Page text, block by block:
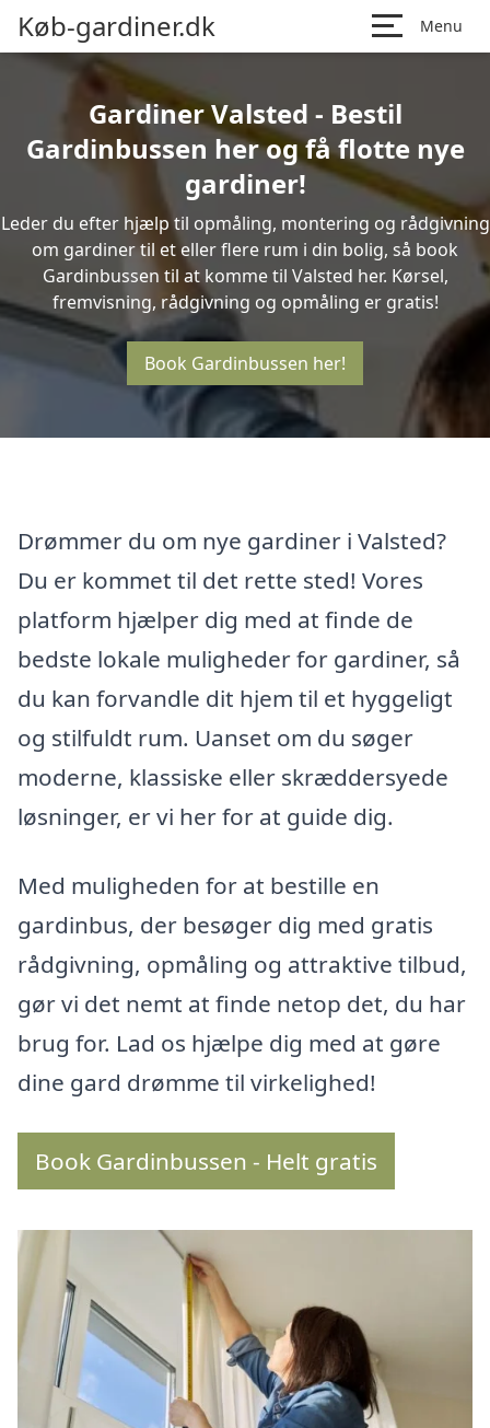
Køb-gardiner.dk Menu
Gardiner Valsted - Bestil
Gardinbussen her og få flotte nye
gardiner!
Leder du efter hjælp til opmåling, montering og rådgivning
om gardiner til et eller flere rum i din bolig, så book
Gardinbussen til at komme til Valsted her. Kørsel,
fremvisning, rådgivning og opmåling er gratis!
Book Gardinbussen her!
Drømmer du om nye gardiner i Valsted?
Du er kommet til det rette sted! Vores
platform hjælper dig med at finde de
bedste lokale muligheder for gardiner, så
du kan forvandle dit hjem til et hyggeligt
og stilfuldt rum. Uanset om du søger
moderne, klassiske eller skræddersyede
løsninger, er vi her for at guide dig.
Med muligheden for at bestille en
gardinbus, der besøger dig med gratis
rådgivning, opmåling og attraktive tilbud,
gør vi det nemt at finde netop det, du har
brug for. Lad os hjælpe dig med at gøre
dine gard drømme til virkelighed!
Book Gardinbussen - Helt gratis